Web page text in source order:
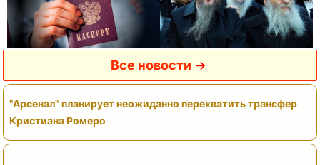
Все новости
"Арсенал" планирует неожиданно перехватить трансфер
Кристиана Ромеро